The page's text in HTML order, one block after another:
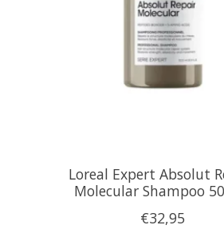
Loreal Expert Absolut
Molecular Shampoo
€32,95